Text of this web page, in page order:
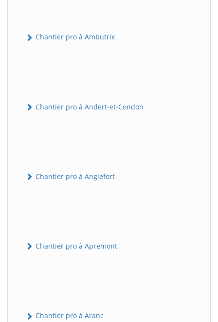
Chantier pro à Ambutrix
Chantier pro à Andert-et-Condon
Chantier pro à Anglefort
Chantier pro à Apremont
Chantier pro à Aranc